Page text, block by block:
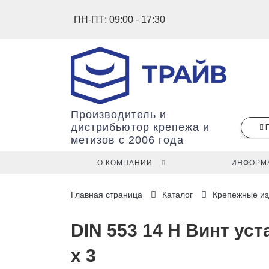
ПН-ПТ: 09:00 - 17:30
Производитель и
дистрибьютор крепежа и
метизов с 2006 года
О КОМПАНИИ
Главная страница Каталог Крепежные
DIN 553 14 H Винт
x 3